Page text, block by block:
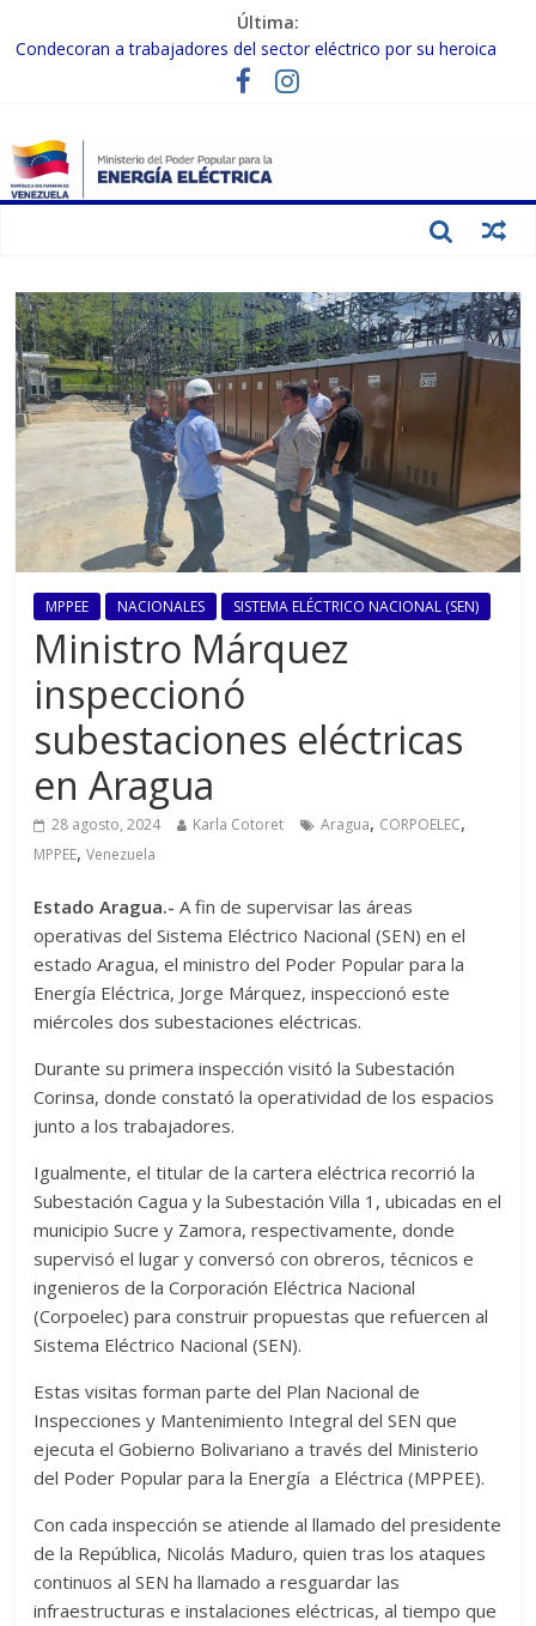
Última:
Condecoran a trabajadores del sector eléctrico por su heroica
labor tras el doble sismo del 24-J
Gobierno Nacional coordina acciones con el sector privado para
Inspeccionan trabajos de rehabilitación en instalaciones del SEN
en Carabobo
Gobierno Nacional activa plan preventivo para fortalecer el SEN
MPPEE NACIONALES SISTEMA ELÉCTRICO NACIONAL (SEN)
Ministro Márquez
inspeccionó
subestaciones eléctricas
en Aragua
28 agosto, 2024 Karla Cotoret Aragua, CORPOELEC,
MPPEE,Venezuela
Estado Aragua.- A fin de supervisar las áreas
operativas del Sistema Eléctrico Nacional (SEN) en el
estado Aragua, el ministro del Poder Popular para la
Energía Eléctrica, Jorge Márquez, inspeccionó este
miércoles dos subestaciones eléctricas.
Durante su primera inspección visitó la Subestación
Corinsa, donde constató la operatividad de los espacios
junto a los trabajadores.
Igualmente, el titular de la cartera eléctrica recorrió la
Subestación Cagua y la Subestación Villa 1, ubicadas en el
municipio Sucre y Zamora, respectivamente, donde
supervisó el lugar y conversó con obreros, técnicos e
ingenieros de la Corporación Eléctrica Nacional
(Corpoelec) para construir propuestas que refuercen al
Sistema Eléctrico Nacional (SEN).
Estas visitas forman parte del Plan Nacional de
Inspecciones y Mantenimiento Integral del SEN que
ejecuta el Gobierno Bolivariano a través del Ministerio
del Poder Popular para la Energía a Eléctrica (MPPEE).
Con cada inspección se atiende al llamado del presidente
de la República, Nicolás Maduro, quien tras los ataques
continuos al SEN ha llamado a resguardar las
infraestructuras e instalaciones eléctricas, al tiempo que